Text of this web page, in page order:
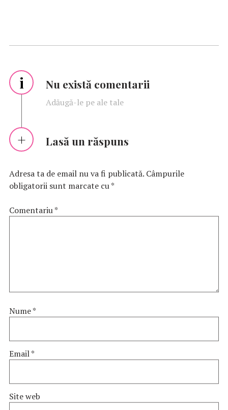
i Nu există comentarii
Adăugă-le pe ale tale
Lasă un răspuns
Adresa ta de email nu va fi publicată. Câmpurile
obligatorii sunt marcate cu*
Comentariu*
Nume*
Email*
Site web